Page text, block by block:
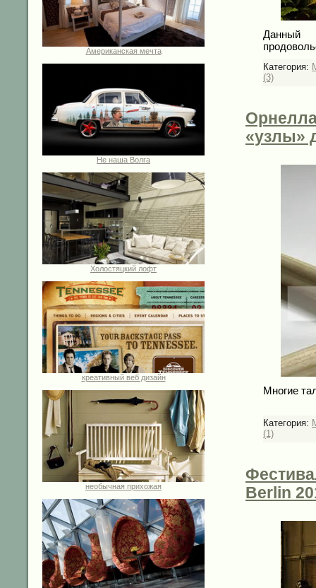
Американская мечта
Не наша Волга
Холостяцкий лофт
креативный веб дизайн
необычная прихожая
Данный
Категория:
(3)
«узлы»
Многие
Категория:
(1)
Berlin